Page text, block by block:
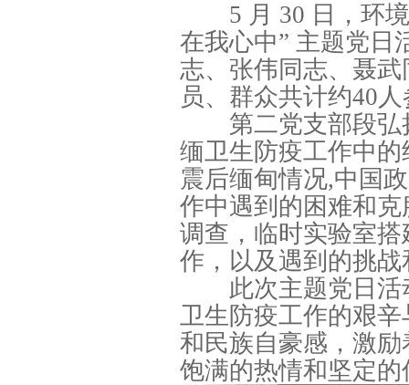
5 月 30 日，环境
在我心中” 主题党日
志、张伟同志、聂
员、群众共计约40
第二党支部段弘
缅卫生防疫工作中
震后缅甸情况,中国
作中遇到的困难和
调查，临时实验室
作，以及遇到的挑
此次主题党日活
卫生防疫工作的艰
和民族自豪感，激
饱满的热情和坚定